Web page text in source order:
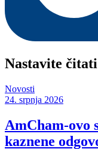
Nastavite čitati
Novosti
24. srpnja 2026
AmCham-ovo
kaznene